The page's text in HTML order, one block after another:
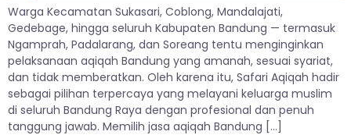
Warga Kecamatan Sukasari, Coblong, Mandalajati,
Gedebage, hingga seluruh Kabupaten Bandung — termasuk
Ngamprah, Padalarang, dan Soreang tentu menginginkan
pelaksanaan aqiqah Bandung yang amanah, sesuai syariat,
dan tidak memberatkan. Oleh karena itu, Safari Aqiqah hadir
sebagai pilihan terpercaya yang melayani keluarga muslim
di seluruh Bandung Raya dengan profesional dan penuh
tanggung jawab. Memilih jasa aqiqah Bandung […]